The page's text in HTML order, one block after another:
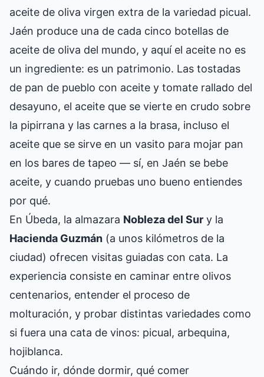
aceite de oliva virgen extra de la variedad picual.
Jaén produce una de cada cinco botellas de
aceite de oliva del mundo, y aquí el aceite no es
un ingrediente: es un patrimonio. Las tostadas
de pan de pueblo con aceite y tomate rallado del
desayuno, el aceite que se vierte en crudo sobre
la pipirrana y las carnes a la brasa, incluso el
aceite que se sirve en un vasito para mojar pan
en los bares de tapeo — sí, en Jaén se bebe
aceite, y cuando pruebas uno bueno entiendes
por qué.
En Úbeda, la almazara Nobleza del Sur y la
Hacienda Guzmán (a unos kilómetros de la
ciudad) ofrecen visitas guiadas con cata. La
experiencia consiste en caminar entre olivos
centenarios, entender el proceso de
molturación, y probar distintas variedades como
si fuera una cata de vinos: picual, arbequina,
hojiblanca.
Cuándo ir, dónde dormir, qué comer